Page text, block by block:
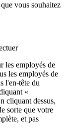
vous souhaitez
les employés de
les employés de
l'en-tête du
«
cliquant dessus,
sorte que votre
et pas